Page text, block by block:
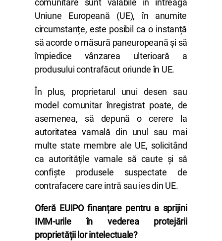
comunitare sunt valabile în întreaga
Uniune Europeană (UE), în anumite
circumstanțe, este posibil ca o instanță
să acorde o măsură paneuropeană și să
împiedice vânzarea ulterioară a
produsului contrafăcut oriunde în UE.
În plus, proprietarul unui desen sau
model comunitar înregistrat poate, de
asemenea, să depună o cerere la
autoritatea vamală din unul sau mai
multe state membre ale UE, solicitând
ca autoritățile vamale să caute și să
confiște produsele suspectate de
contrafacere care intră sau ies din UE.
Oferă EUIPO finanțare pentru a sprijini
IMM-urile în vederea protejării
proprietății lor intelectuale?